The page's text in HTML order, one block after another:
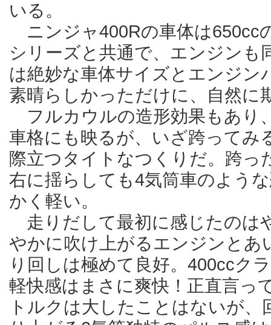
いる。
ニンジャ400Rの車体は650cc
シリーズと共通で、エンジンも
は絶妙な車体サイズとエンジン
素晴らしかっただけに、自然に
フルカウルの造形効果もあり
車格にも映るが、いざ跨ってみ
際立つタイトなつくりだ。跨っ
右に揺らしても4気筒車のよう
かく軽い。
走りだして最初に感じたのは
やかに吹け上がるエンジンとあ
り回しは極めて良好。400ccク
軽快感はまさに爽快！正直言っ
トルクは大したことはないが